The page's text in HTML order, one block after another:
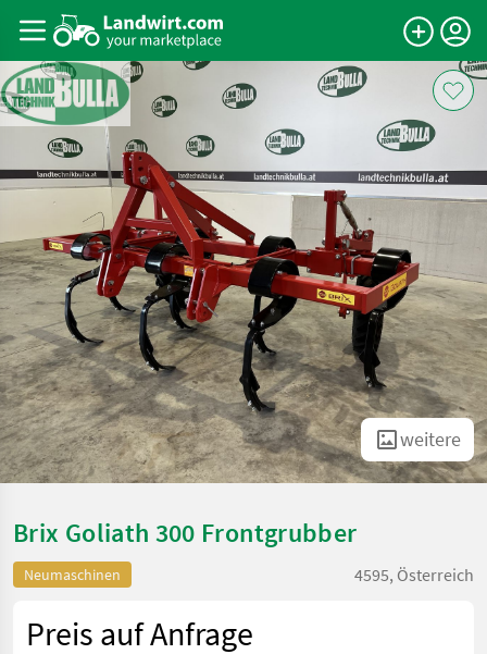
weitere
Brix Goliath 300 Frontgrubber
Neumaschinen 4595, Österreich
Preis auf Anfrage